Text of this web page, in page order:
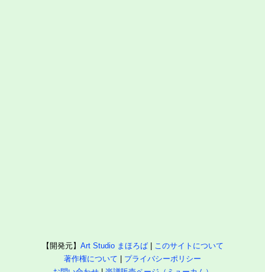
【開発元】 Art Studio まほろば| このサイトについて
著作権について
プライバシーポリシー